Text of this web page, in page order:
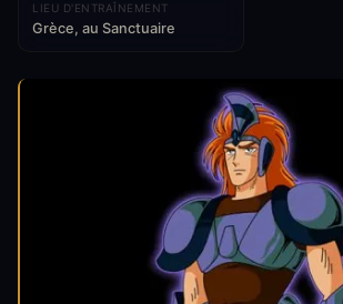
LIEU D'ENTRAÎNEMENT
Grèce, au Sanctuaire